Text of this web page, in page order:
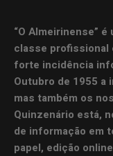
“O Almeirinense”
classe profissional
forte incidência
Outubro de 1955
mas também os
Quinzenário está,
de informação em
papel, edição